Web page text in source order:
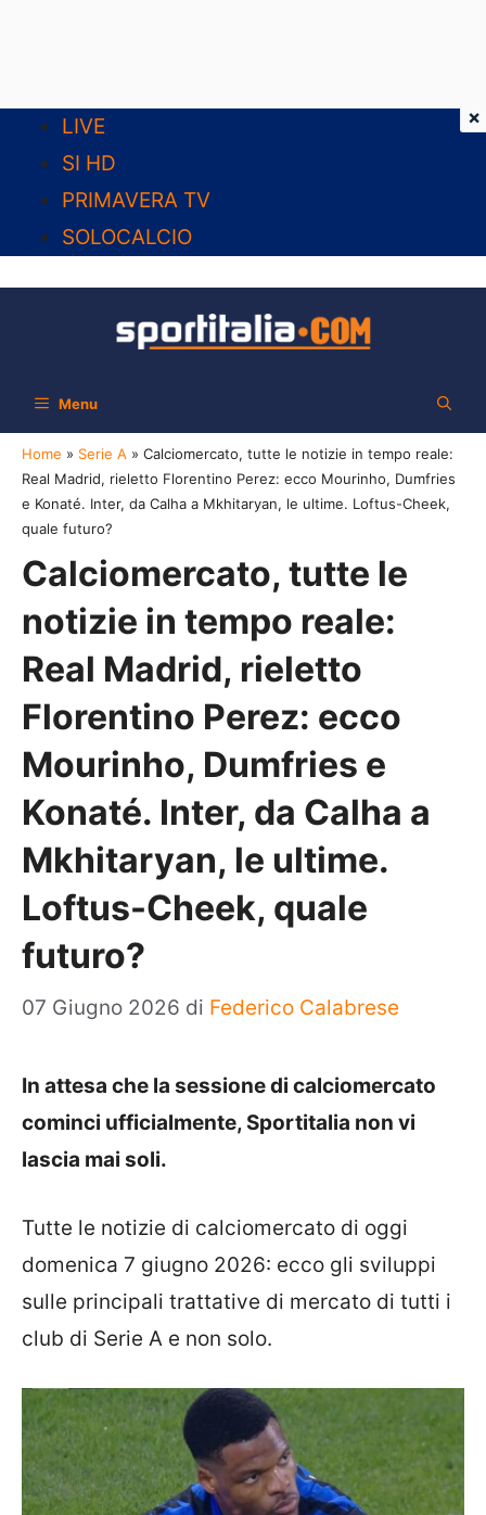
contenuto
LIVE
SI HD
PRIMAVERA TV
SOLOCALCIO
Menu
Home » Serie A » Calciomercato, tutte le notizie in tempo reale:
Real Madrid, rieletto Florentino Perez: ecco Mourinho, Dumfries
e Konaté. Inter, da Calha a Mkhitaryan, le ultime. Loftus-Cheek,
quale futuro?
Calciomercato, tutte le
notizie in tempo reale:
Real Madrid, rieletto
Florentino Perez: ecco
Mourinho, Dumfries e
Konaté. Inter, da Calha a
Mkhitaryan, le ultime.
Loftus-Cheek, quale
futuro?
07 Giugno 2026 di Federico Calabrese
In attesa che la sessione di calciomercato
cominci ufficialmente, Sportitalia non vi
lascia mai soli.
Tutte le notizie di calciomercato di oggi
domenica 7 giugno 2026: ecco gli sviluppi
sulle principali trattative di mercato di tutti i
club di Serie A e non solo.
×